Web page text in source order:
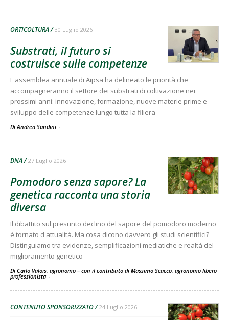
ORTICOLTURA 30 Luglio 2026
Substrati, il futuro si
costruisce sulle competenze
L'assemblea annuale di Aipsa ha delineato le priorità che
accompagneranno il settore dei substrati di coltivazione nei
prossimi anni: innovazione, formazione, nuove materie prime e
sviluppo delle competenze lungo tutta la filiera
Di Andrea Sandini -
DNA 27 Luglio 2026
Pomodoro senza sapore? La
genetica racconta una storia
diversa
Il dibattito sul presunto declino del sapore del pomodoro moderno
è tornato d'attualità. Ma cosa dicono davvero gli studi scientifici?
Distinguiamo tra evidenze, semplificazioni mediatiche e realtà del
miglioramento genetico
Di Carlo Valois, agronomo – con il contributo di Massimo Scacco, agronomo libero
professionista -
CONTENUTO SPONSORIZZATO 24 Luglio 2026